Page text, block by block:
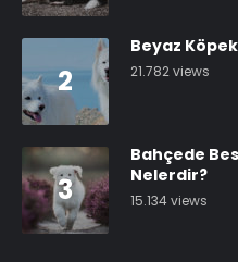
2
Beyaz
21.782 views
3
Bahçede
Nelerdir?
15.134 views